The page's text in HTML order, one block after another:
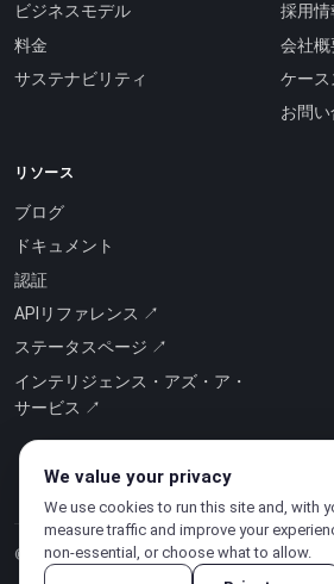
ビジネスモデル
料金
サステナビリティ
採用情
会社概
ケース
お問
リソース
ブログ
ドキュメント
認証
APIリファレンス ↗
ステータスページ ↗
インテリジェンス・アズ・ア・
サービス ↗
© 2026 CloudSigma Holding AG.無断複写・転
We value your privacy
We use cookies to run this site and, with
measure traffic and improve your
non-essential, or choose what to allow.